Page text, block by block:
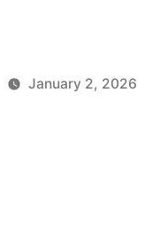
January 2, 2026